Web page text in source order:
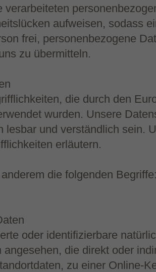
aufweisen, sodass
frei, personenbezogene
zu übermitteln.
die durch den
wurden. Unsere
und verständlich sein.
erläutern.
die folgenden Begriffe:
oder identifizierbare
die direkt oder
zu einer Online-